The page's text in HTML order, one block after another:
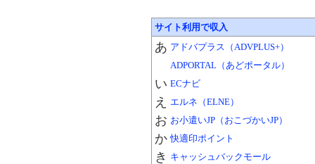
サイト利用で収入
あ アドバプラス（ADVPLUS+）
ADPORTAL（あどポータル）
い ECナビ
え エルネ（ELNE）
お お小遣いJP（おこづかいJP）
か 快適印ポイント
き キャッシュバックモール